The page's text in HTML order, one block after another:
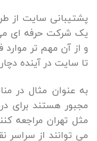
پشتیبانی سایت از
یک شرکت حرفه ای
و از آن مهم تر
تا سایت در آینده
به عنوان مثال در
مجبور هستند برای
مثل تهران مراجعه
می توانند از سراسر